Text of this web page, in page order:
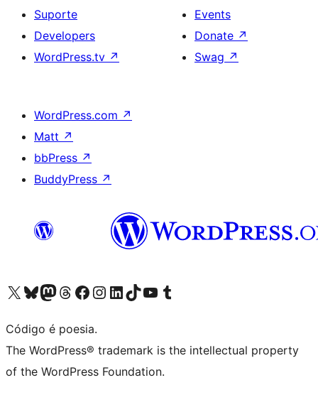
Suporte
Developers
WordPress.tv ↗
Events
Donate ↗
Swag ↗
WordPress.com ↗
Matt ↗
bbPress ↗
BuddyPress ↗
Visite a nossa conta X (antigo Twitter)
Visit our Bluesky account
Visit our Mastodon account
Visit our Threads account
Visite a nossa página do Facebook
Visite a nossa conta no Instagram
Visite a nossa conta no LinkedIn
Visit our TikTok account
Visit our YouTube channel
Visit our Tumblr account
Código é poesia.
The WordPress® trademark is the intellectual property
of the WordPress Foundation.